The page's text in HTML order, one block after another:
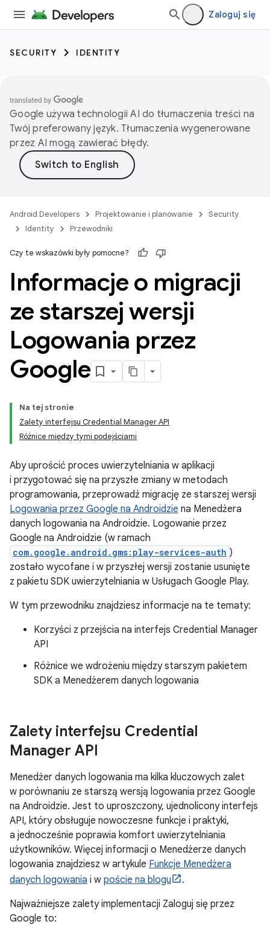
Zaloguj się
SECURITY IDENTITY
Google używa technologii AI do tłumaczenia treści na
Twój preferowany język. Tłumaczenia wygenerowane
przez AI mogą zawierać błędy.
Android Developers Projektowanie i planowanie
Security
Identity
Przewodniki
Czy te wskazówki były pomocne?
Informacje o migracji
ze starszej wersji
Logowania przez
Google
Na tej stronie
Zalety interfejsu Credential Manager API
Różnice między tymi podejściami
Aby uprościć proces uwierzytelniania w aplikacji
i przygotować się na przyszłe zmiany w metodach
programowania, przeprowadź migrację ze starszej wersji
Logowania przez Google na Androidzie na Menedżera
danych logowania na Androidzie. Logowanie przez
Google na Androidzie (w ramach
com.google.android.gms:play-services-auth )
zostało wycofane i w przyszłej wersji zostanie usunięte
z pakietu SDK uwierzytelniania w Usługach Google Play.
W tym przewodniku znajdziesz informacje na te tematy:
Korzyści z przejścia na interfejs Credential Manager
API
Różnice we wdrożeniu między starszym pakietem
SDK a Menedżerem danych logowania
Zalety interfejsu Credential
Manager API
Menedżer danych logowania ma kilka kluczowych zalet
w porównaniu ze starszą wersją logowania przez Google
na Androidzie. Jest to uproszczony, ujednolicony interfejs
API, który obsługuje nowoczesne funkcje i praktyki,
a jednocześnie poprawia komfort uwierzytelniania
użytkowników. Więcej informacji o Menedżerze danych
logowania znajdziesz w artykule Funkcje Menedżera
danych logowania i w poście na blogu
.
Najważniejsze zalety implementacji Zaloguj się przez
Google to: